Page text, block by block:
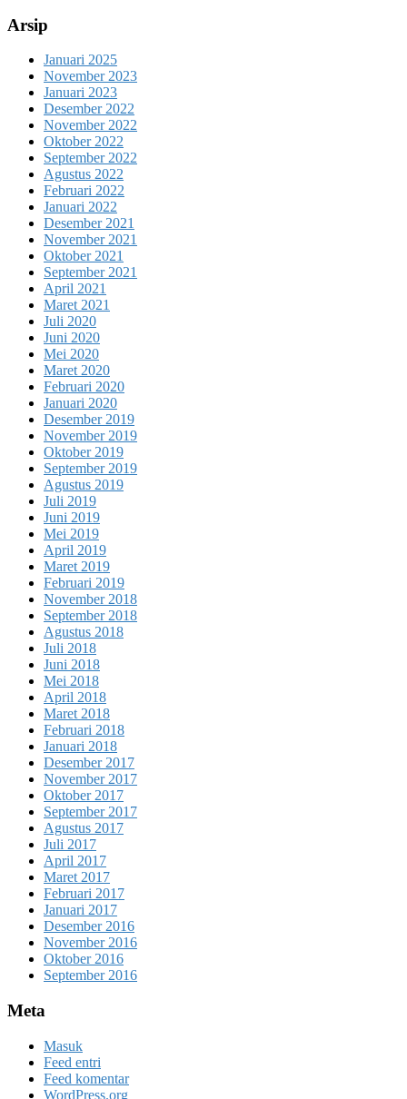
Arsip
Januari 2025
November 2023
Januari 2023
Desember 2022
November 2022
Oktober 2022
September 2022
Agustus 2022
Februari 2022
Januari 2022
Desember 2021
November 2021
Oktober 2021
September 2021
April 2021
Maret 2021
Juli 2020
Juni 2020
Mei 2020
Maret 2020
Februari 2020
Januari 2020
Desember 2019
November 2019
Oktober 2019
September 2019
Agustus 2019
Juli 2019
Juni 2019
Mei 2019
April 2019
Maret 2019
Februari 2019
November 2018
September 2018
Agustus 2018
Juli 2018
Juni 2018
Mei 2018
April 2018
Maret 2018
Februari 2018
Januari 2018
Desember 2017
November 2017
Oktober 2017
September 2017
Agustus 2017
Juli 2017
April 2017
Maret 2017
Februari 2017
Januari 2017
Desember 2016
November 2016
Oktober 2016
September 2016
Meta
Masuk
Feed entri
Feed komentar
WordPress.org